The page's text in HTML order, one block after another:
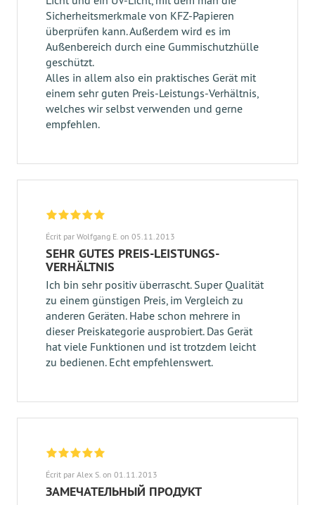
Sicherheitsmerkmale von KFZ-Papieren
überprüfen kann. Außerdem wird es im
Außenbereich durch eine Gummischutzhülle
geschützt.
Alles in allem also ein praktisches Gerät mit
einem sehr guten Preis-Leistungs-Verhältnis,
welches wir selbst verwenden und gerne
empfehlen.
Écrit par Wolfgang E. on 05.11.2013
SEHR GUTES PREIS-LEISTUNGS-
VERHÄLTNIS
Ich bin sehr positiv überrascht. Super Qualität
zu einem günstigen Preis, im Vergleich zu
anderen Geräten. Habe schon mehrere in
dieser Preiskategorie ausprobiert. Das Gerät
hat viele Funktionen und ist trotzdem leicht
zu bedienen. Echt empfehlenswert.
Écrit par Alex S. on 01.11.2013
ЗАМЕЧАТЕЛЬНЫЙ ПРОДУКТ